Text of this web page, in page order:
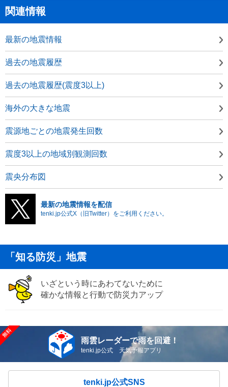
関連情報
最新の地震情報
過去の地震履歴
過去の地震履歴(震度3以上)
海外の大きな地震
震源地ごとの地震発生回数
震度3以上の地域別観測回数
震央分布図
最新の地震情報を配信
tenki.jp公式X（旧Twitter）をご利用ください。
「知る防災」地震
いざという時にあわてないために
確かな情報と行動で防災力アップ
雨雲レーダーで雨を回避！
tenki.jp公式 天気予報アプリ
tenki.jp公式SNS